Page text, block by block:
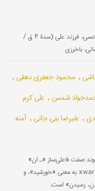
خُسْرَوی، تخلص چند شاعر: ابوبکر محمد سرخسی، فرزند علی (سدۀ ۴ ق /
, محمود جعفری دهقی ,
شمس , علی کرم
, علیرضا بنی جانی , آمنه
خُر / خور۱، آس، و پسوند صفت فاعلی‌ساز «ـ ان»
ترکیب شده است. بخش نخست، تحول‌یافتۀ xwar به معنی «خورشید»، و
رسیدن» است.